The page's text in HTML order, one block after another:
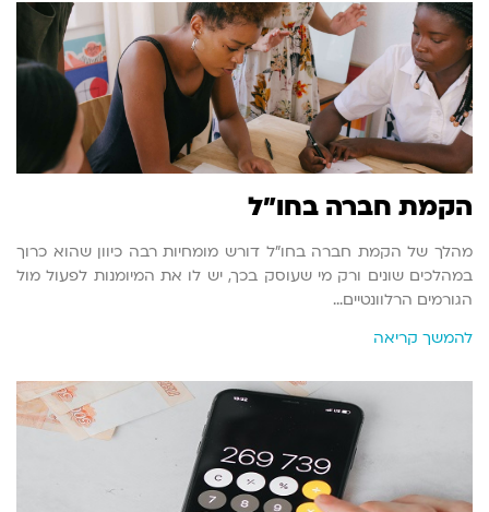
הקמת חברה בחו"ל
מהלך של הקמת חברה בחו"ל דורש מומחיות רבה כיוון שהוא כרוך
במהלכים שונים ורק מי שעוסק בכך, יש לו את המיומנות לפעול מול
הגורמים הרלוונטיים…
להמשך קריאה